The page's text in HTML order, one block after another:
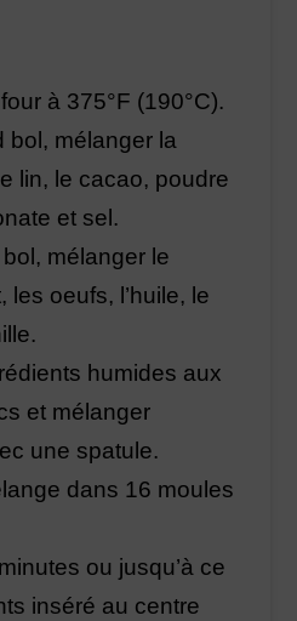
à 375°F (190°C).
bol, mélanger la
lin, le cacao, poudre
et sel.
mélanger le
les oeufs, l’huile, le
humides aux
et mélanger
une spatule.
dans 16 moules
ou jusqu’à ce
inséré au centre